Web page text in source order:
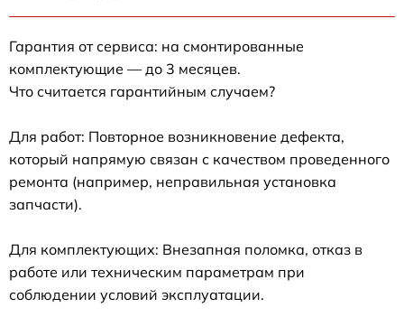
Гарантия от сервиса: на смонтированные
комплектующие — до 3 месяцев.
Что считается гарантийным случаем?
Для работ: Повторное возникновение дефекта,
который напрямую связан с качеством проведенного
ремонта (например, неправильная установка
запчасти).
Для комплектующих: Внезапная поломка, отказ в
работе или техническим параметрам при
соблюдении условий эксплуатации.